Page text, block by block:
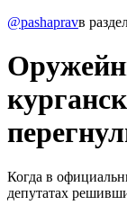
@pashapravв
Когда в
депутатах